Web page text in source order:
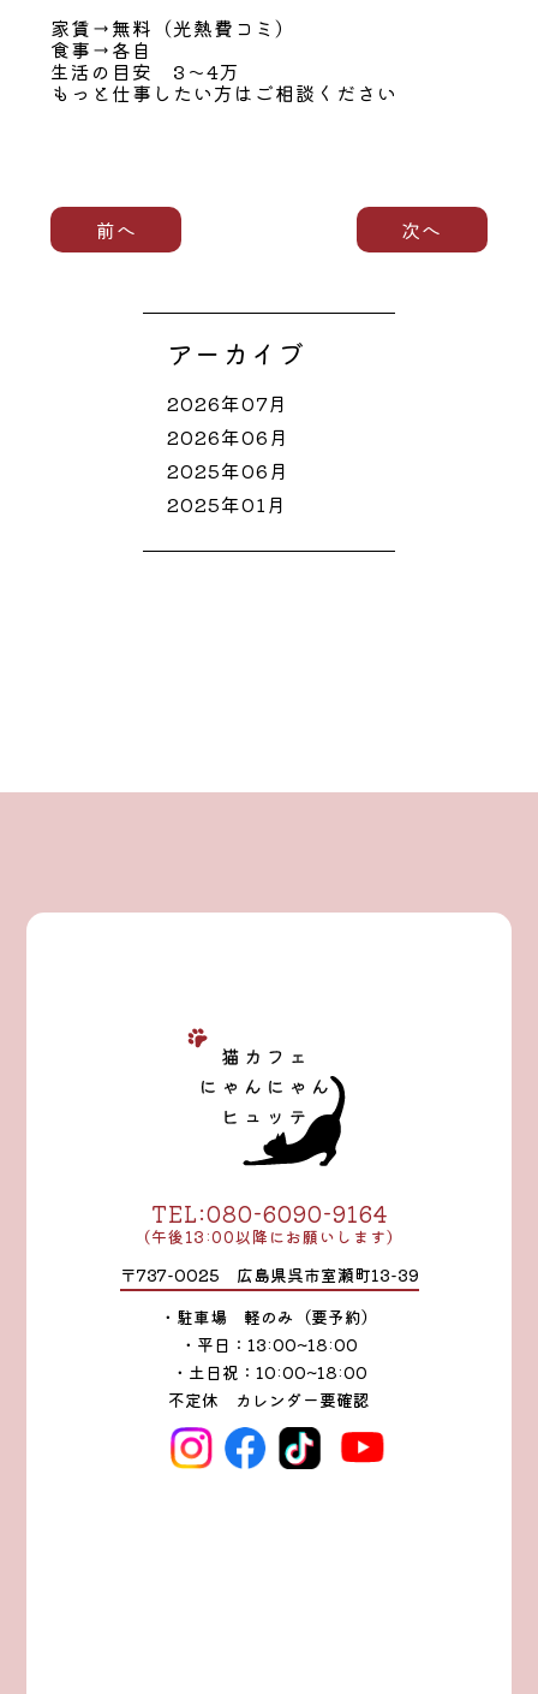
家賃→無料（光熱費コミ）
食事→各自
生活の目安 3～4万
もっと仕事したい方はご相談ください
前へ 次へ
アーカイブ
2026年07月
2026年06月
2025年06月
2025年01月
TEL:080-6090-9164
（午後13:00以降にお願いします）
〒737-0025 広島県呉市室瀬町13-39
・駐車場 軽のみ（要予約）
・平日：13:00~18:00
・土日祝：10:00~18:00
不定休 カレンダー要確認